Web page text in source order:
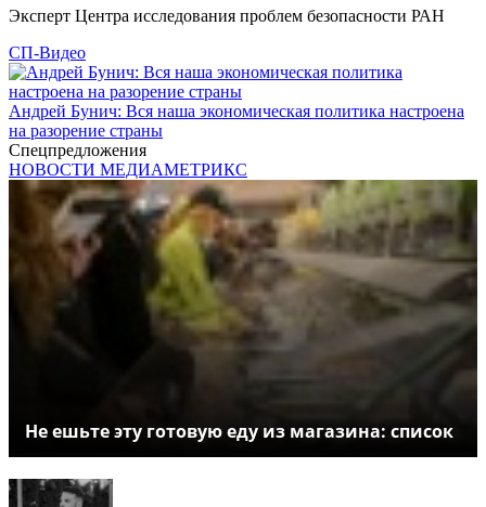
Эксперт Центра исследования проблем безопасности РАН
СП-Видео
Андрей Бунич: Вся наша экономическая политика настроена
на разорение страны
Спецпредложения
НОВОСТИ МЕДИАМЕТРИКС
Не ешьте эту готовую еду из магазина: список